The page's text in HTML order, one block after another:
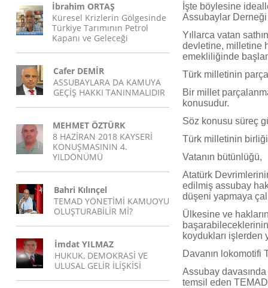
İbrahim ORTAŞ
Küresel Krizlerin Gölgesinde
Türkiye Tarımının Petrol
Kapanı ve Geleceği
Cafer DEMİR
ASSUBAYLARA DA KAMUYA
GEÇİŞ HAKKI TANINMALIDIR
MEHMET ÖZTÜRK
8 HAZİRAN 2018 KAYSERİ
KONUŞMASININ 4.
YILDÖNÜMÜ
Bahri Kılınçel
TEMAD YÖNETİMİ KAMUOYU
OLUŞTURABİLİR Mİ?
İmdat YILMAZ
HUKUK, DEMOKRASİ VE
ULUSAL GELİR İLİŞKİSİ
İşte böylesine
Assubaylar
Yıllarca vatan
devletine, milletine
emekliliğinde
Türk milletinin
Bir millet
konusudur.
Söz konusu süreç
Türk milletinin
Vatanın bütünlüğü,
Atatürk
edilmiş assubay
düşeni yapmaya
Ülkesine ve
koydukları işlerden
Davanın lokomotifi
Assubay
temsil eden